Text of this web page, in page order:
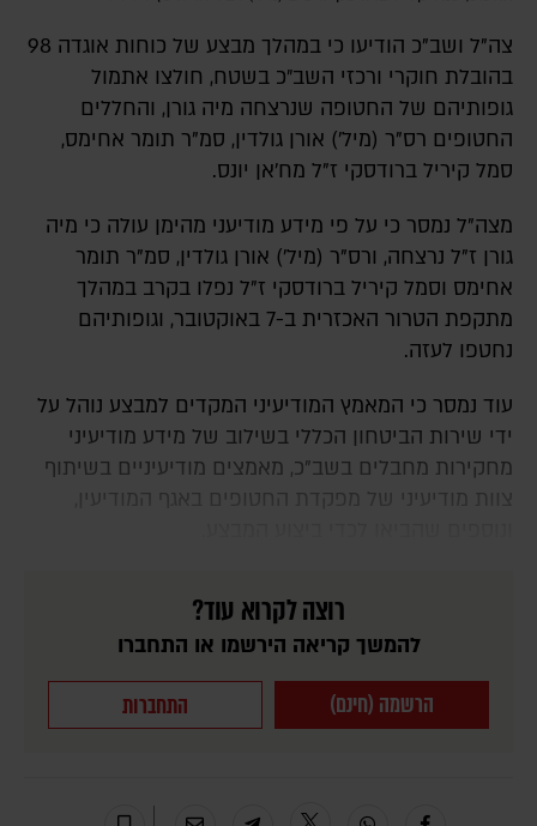
צה"ל ושב"כ הודיעו כי במהלך מבצע של כוחות אוגדה 98
בהובלת חוקרי ורכזי השב״כ בשטח, חולצו אתמול
גופותיהם של החטופה שנרצחה מיה גורן, והחללים
החטופים רס"ר (מיל') אורן גולדין, סמ"ר תומר אחימס,
סמל קיריל ברודסקי ז"ל מח'אן יונס.
מצה"ל נמסר כי על פי מידע מודיעני מהימן עולה כי מיה
גורן ז"ל נרצחה, ורס"ר (מיל') אורן גולדין, סמ"ר תומר
אחימס וסמל קיריל ברודסקי ז"ל נפלו בקרב במהלך
מתקפת הטרור האכזרית ב-7 באוקטובר, וגופותיהם
נחטפו לעזה.
עוד נמסר כי המאמץ המודיעיני המקדים למבצע נוהל על
ידי שירות הביטחון הכללי בשילוב של מידע מודיעיני
מחקירות מחבלים בשב"כ, מאמצים מודיעיניים בשיתוף
צוות מודיעיני של מפקדת החטופים באגף המודיעין,
רוצה לקרוא עוד?
להמשך קריאה הירשמו או התחברו
הרשמה (חינם) התחברות